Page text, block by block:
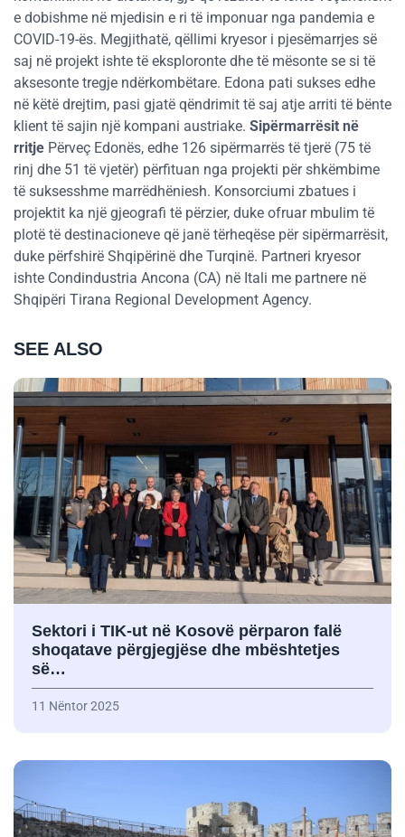
e dobishme në mjedisin e ri të imponuar nga pandemia e
COVID-19-ës. Megjithatë, qëllimi kryesor i pjesëmarrjes së
saj në projekt ishte të eksploronte dhe të mësonte se si të
aksesonte tregje ndërkombëtare. Edona pati sukses edhe
në këtë drejtim, pasi gjatë qëndrimit të saj atje arriti të bënte
klient të sajin një kompani austriake. Sipërmarrësit në
rritje Përveç Edonës, edhe 126 sipërmarrës të tjerë (75 të
rinj dhe 51 të vjetër) përfituan nga projekti për shkëmbime
të suksesshme marrëdhëniesh. Konsorciumi zbatues i
projektit ka një gjeografi të përzier, duke ofruar mbulim të
plotë të destinacioneve që janë tërheqëse për sipërmarrësit,
duke përfshirë Shqipërinë dhe Turqinë. Partneri kryesor
ishte Condindustria Ancona (CA) në Itali me partnere në
Shqipëri Tirana Regional Development Agency.
SEE ALSO
Sektori i TIK-ut në Kosovë përparon falë
shoqatave përgjegjëse dhe mbështetjes
së…
11 Nëntor 2025